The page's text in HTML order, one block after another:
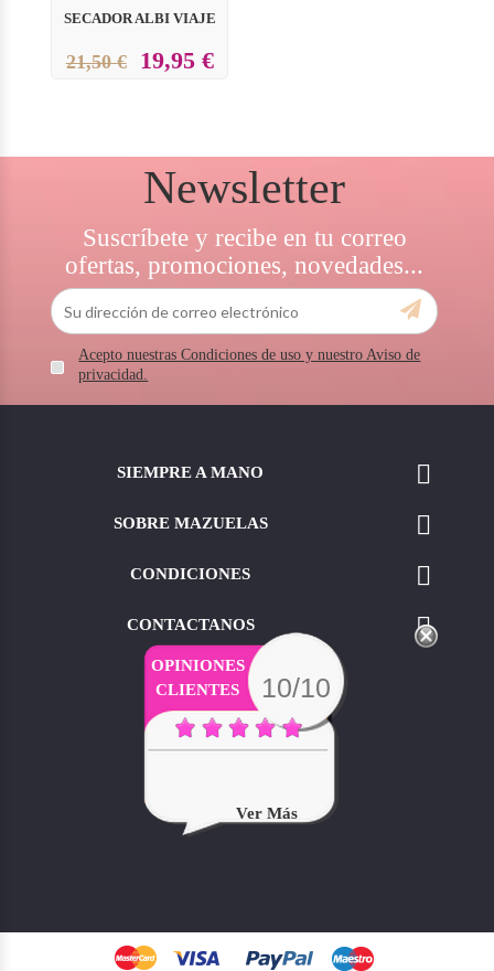
SECADOR ALBI VIAJE
21,50 € 19,95 €
Newsletter
Suscríbete y recibe en tu correo
ofertas, promociones, novedades...
Acepto nuestras Condiciones de uso y nuestro Aviso de
privacidad.
SIEMPRE A MANO 
SOBRE MAZUELAS 
CONDICIONES 
CONTACTANOS 
OPINIONES
CLIENTES
10/10
Ver Más